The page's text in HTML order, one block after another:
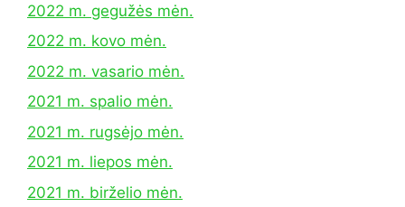
2022 m. gegužės mėn.
2022 m. kovo mėn.
2022 m. vasario mėn.
2021 m. spalio mėn.
2021 m. rugsėjo mėn.
2021 m. liepos mėn.
2021 m. birželio mėn.